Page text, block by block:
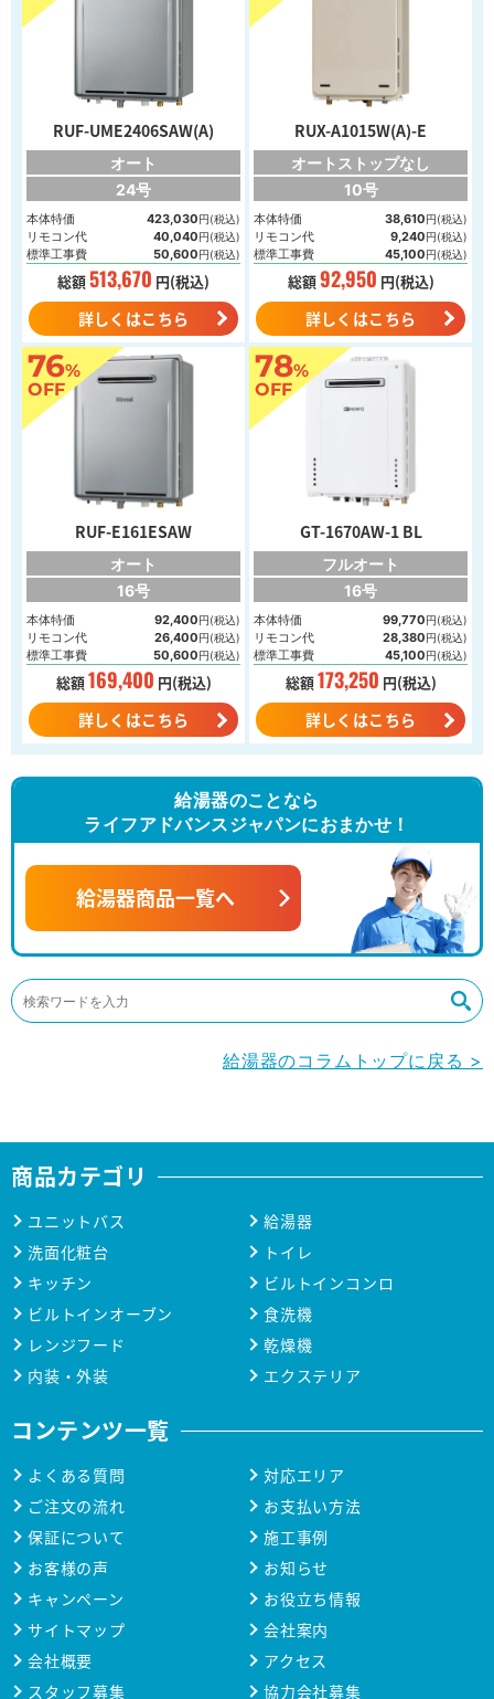
RUF-UME2406SAW(A)
オート
24号
本体特価 423,030円(税込)
リモコン代 40,040円(税込)
標準工事費 50,600円(税込)
総額513,670 円(税込)
詳しくはこちら
RUX-A1015W(A)-E
オートストップなし
10号
本体特価 38,610円(税込)
リモコン代 9,240円(税込)
標準工事費 45,100円(税込)
総額92,950 円(税込)
詳しくはこちら
76%
OFF
RUF-E161ESAW
オート
16号
本体特価 92,400円(税込)
リモコン代 26,400円(税込)
標準工事費 50,600円(税込)
総額169,400 円(税込)
詳しくはこちら
78%
OFF
GT-1670AW-1 BL
フルオート
16号
本体特価 99,770円(税込)
リモコン代 28,380円(税込)
標準工事費 45,100円(税込)
総額173,250 円(税込)
詳しくはこちら
給湯器のことなら
ライフアドバンスジャパンにおまかせ！
給湯器商品一覧へ
給湯器のコラムトップに戻る >
商品カテゴリ
ユニットバス
給湯器
洗面化粧台
トイレ
キッチン
ビルトインコンロ
ビルトインオーブン
食洗機
レンジフード
乾燥機
内装・外装
エクステリア
コンテンツ一覧
よくある質問
対応エリア
ご注文の流れ
お支払い方法
保証について
施工事例
お客様の声
お知らせ
キャンペーン
お役立ち情報
サイトマップ
会社案内
会社概要
アクセス
スタッフ募集
協力会社募集